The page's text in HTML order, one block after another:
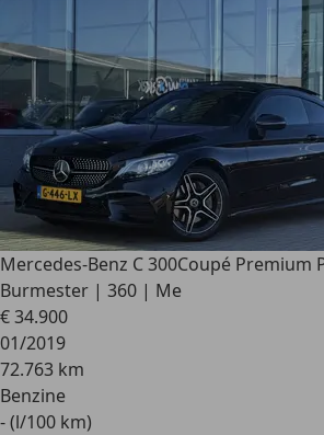
Mercedes-Benz C 300Coupé Premium
Burmester | 360 | Me
€ 34.900
01/2019
72.763 km
Benzine
- (l/100 km)